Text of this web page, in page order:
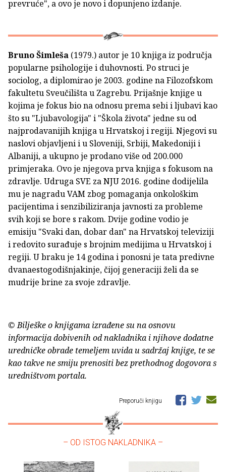
prevruće", a ovo je novo i dopunjeno izdanje.
Bruno Šimleša (1979.) autor je 10 knjiga iz područja
popularne psihologije i duhovnosti. Po struci je
sociolog, a diplomirao je 2003. godine na Filozofskom
fakultetu Sveučilišta u Zagrebu. Prijašnje knjige u
kojima je fokus bio na odnosu prema sebi i ljubavi kao
što su "Ljubavologija" i "Škola života" jedne su od
najprodavanijih knjiga u Hrvatskoj i regiji. Njegovi su
naslovi objavljeni i u Sloveniji, Srbiji, Makedoniji i
Albaniji, a ukupno je prodano više od 200.000
primjeraka. Ovo je njegova prva knjiga s fokusom na
zdravlje. Udruga SVE za NJU 2016. godine dodijelila
mu je nagradu VAM zbog pomaganja onkološkim
pacijentima i senzibiliziranja javnosti za probleme
svih koji se bore s rakom. Dvije godine vodio je
emisiju "Svaki dan, dobar dan" na Hrvatskoj televiziji
i redovito surađuje s brojnim medijima u Hrvatskoj i
regiji. U braku je 14 godina i ponosni je tata predivne
dvanaestogodišnjakinje, čijoj generaciji želi da se
mudrije brine za svoje zdravlje.
© Bilješke o knjigama izrađene su na osnovu
informacija dobivenih od nakladnika i njihove dodatne
uredničke obrade temeljem uvida u sadržaj knjige, te se
kao takve ne smiju prenositi bez prethodnog dogovora s
uredništvom portala.
Preporuči knjigu
– OD ISTOG NAKLADNIKA –